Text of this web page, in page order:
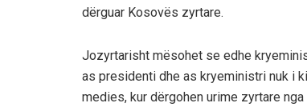
dërguar Kosovës zyrtare.
Jozyrtarisht mësohet se edhe
as presidenti dhe as kryeministri nuk i
medies, kur dërgohen urime zyrtare